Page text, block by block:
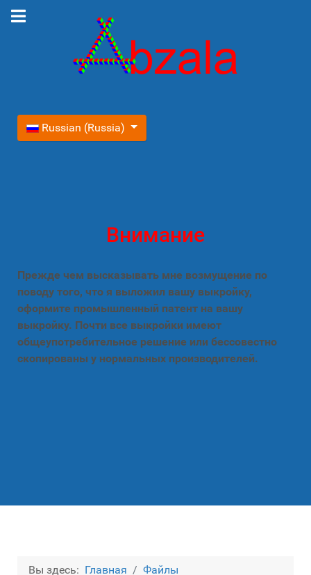
Выберите язык
Russian (Russia)
Внимание
Прежде чем высказывать мне возмущение по
поводу того, что я выложил вашу выкройку,
оформите промышленный патент на вашу
выкройку. Почти все выкройки имеют
общеупотребительное решение или бессовестно
скопированы у нормальных производителей.
Вы здесь: Главная
Файлы